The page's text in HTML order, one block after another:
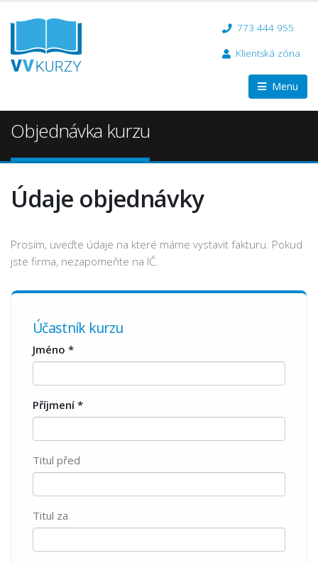
773 444 955
Klientská zóna
Menu
Objednávka kurzu
Údaje objednávky
Prosím, uveďte údaje na které máme vystavit fakturu. Pokud
jste firma, nezapomeňte na IČ.
Účastník kurzu
Jméno *
Příjmení*
Titul před
Titul za